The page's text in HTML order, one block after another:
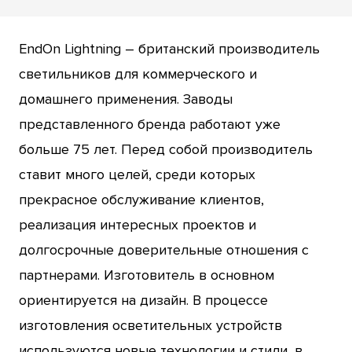
EndOn Lightning – британский производитель
светильников для коммерческого и
домашнего применения. Заводы
представленного бренда работают уже
больше 75 лет. Перед собой производитель
ставит много целей, среди которых
прекрасное обслуживание клиентов,
реализация интересных проектов и
долгосрочные доверительные отношения с
партнерами. Изготовитель в основном
ориентируется на дизайн. В процессе
изготовления осветительных устройств